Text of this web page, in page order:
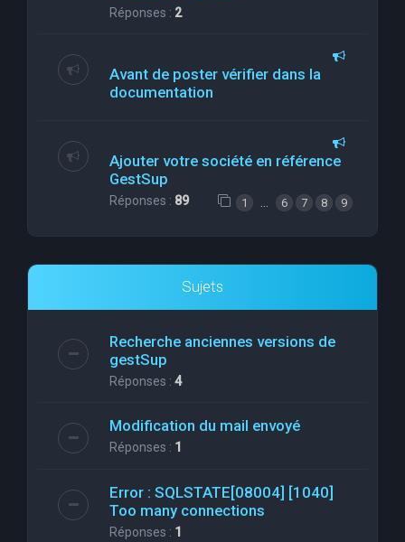
Réponses : 2
Avant de poster vérifier dans la
documentation
Ajouter votre société en référence
GestSup
Réponses : 89 1 6 7 8 9
Sujets
Recherche anciennes versions de
gestSup
Réponses : 4
Modification du mail envoyé
Réponses : 1
Error : SQLSTATE[08004] [1040]
Too many connections
Réponses : 1